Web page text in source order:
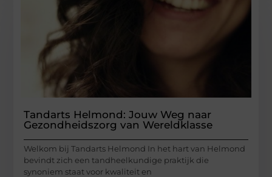
Tandarts Helmond: Jouw Weg naar
Gezondheidszorg van Wereldklasse
Welkom bij Tandarts Helmond In het hart van Helmond
bevindt zich een tandheelkundige praktijk die
synoniem staat voor kwaliteit en